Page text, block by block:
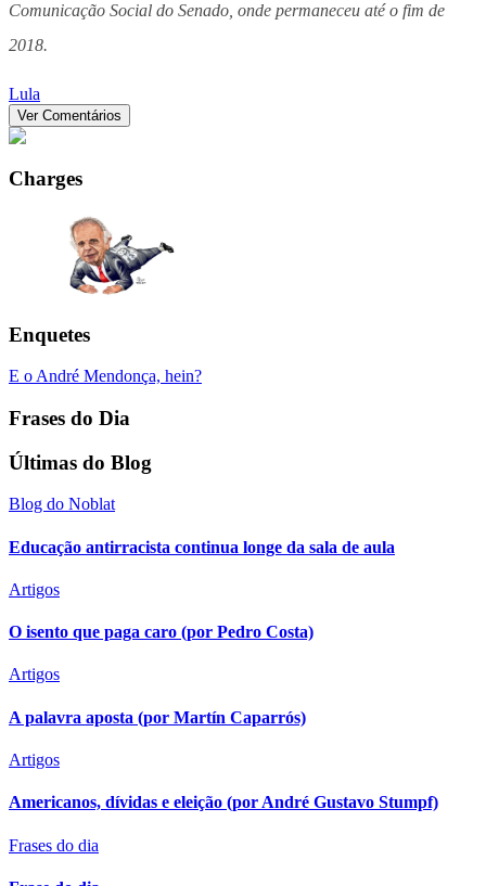
Comunicação Social do Senado, onde permaneceu até o fim de
2018.
Lula
Ver Comentários
Charges
Enquetes
E o André Mendonça, hein?
Frases do Dia
Últimas do Blog
Blog do Noblat
Educação antirracista continua longe da sala de aula
Artigos
O isento que paga caro (por Pedro Costa)
Artigos
A palavra aposta (por Martín Caparrós)
Artigos
Americanos, dívidas e eleição (por André Gustavo Stumpf)
Frases do dia